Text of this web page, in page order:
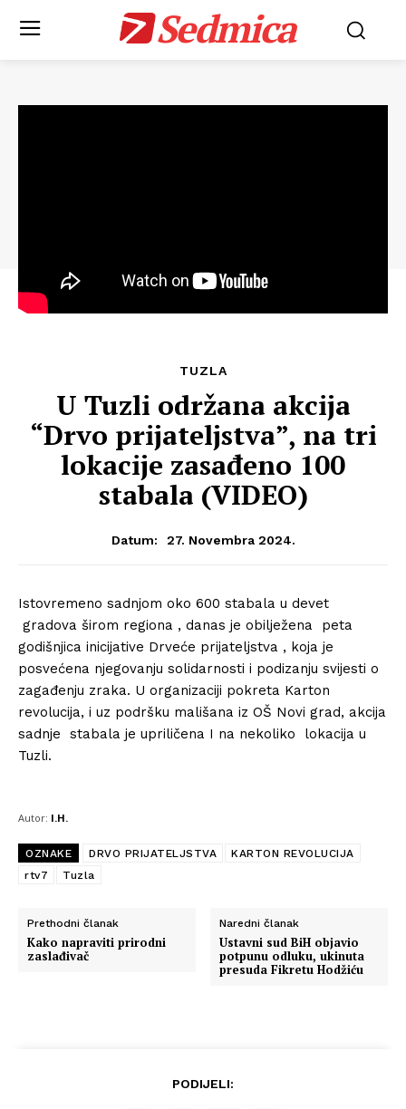
Sedmica
TUZLA
U Tuzli održana akcija
“Drvo prijateljstva”, na tri
lokacije zasađeno 100
stabala (VIDEO)
Datum: 27. Novembra 2024.
Istovremeno sadnjom oko 600 stabala u devet
gradova širom regiona , danas je obilježena peta
godišnjica inicijative Drveće prijateljstva , koja je
posvećena njegovanju solidarnosti i podizanju svijesti o
zagađenju zraka. U organizaciji pokreta Karton
revolucija, i uz podršku mališana iz OŠ Novi grad, akcija
sadnje stabala je upriličena I na nekoliko lokacija u
Tuzli.
Autor: I.H.
OZNAKE DRVO PRIJATELJSTVA
KARTON REVOLUCIJA
rtv7
Tuzla
Prethodni članak
Kako napraviti prirodni
zaslađivač
Naredni članak
Ustavni sud BiH objavio
potpunu odluku, ukinuta
presuda Fikretu Hodžiću
PODIJELI: